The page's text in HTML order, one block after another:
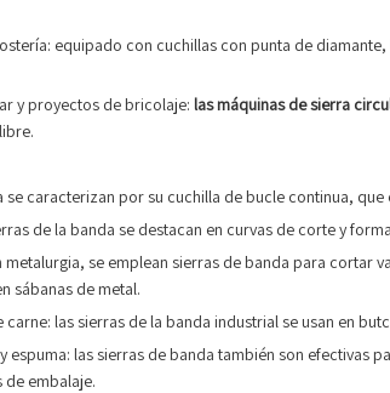
equipado con cuchillas con punta de
y proyectos de bricolaje: las máquinas de sierra
se caracterizan por su cuchilla de bucle continua,
de la banda se destacan en curvas de corte y
metalurgia, se emplean sierras de banda para
sábanas de metal.
carne: las sierras de la banda industrial se usan en
espuma: las sierras de banda también son
de embalaje.